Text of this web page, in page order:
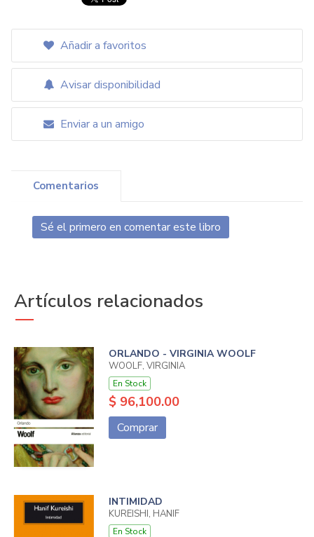
Añadir a favoritos
Avisar disponibilidad
Enviar a un amigo
Comentarios
Sé el primero en comentar este libro
Artículos relacionados
ORLANDO - VIRGINIA WOOLF
WOOLF, VIRGINIA
En Stock
$ 96,100.00
Comprar
INTIMIDAD
KUREISHI, HANIF
En Stock